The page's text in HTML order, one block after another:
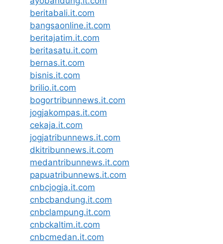
beritabali.it.com
bangsaonline.it.com
beritajatim.it.com
beritasatu.it.com
bernas.it.com
bisnis.it.com
brilio.it.com
bogortribunnews.it.com
jogjakompas.it.com
cekaja.it.com
jogjatribunnews.it.com
dkitribunnews.it.com
medantribunnews.it.com
papuatribunnews.it.com
cnbcjogja.it.com
cnbcbandung.it.com
cnbclampung.it.com
cnbckaltim.it.com
cnbcmedan.it.com